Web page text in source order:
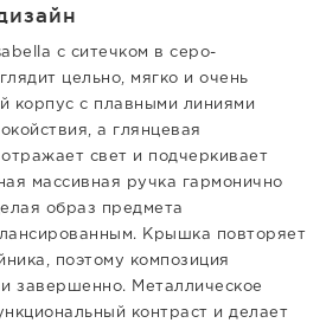
с ситечком в серо-
цельно, мягко и очень
корпус с плавными линиями
а глянцевая
свет и подчеркивает
массивная ручка гармонично
образ предмета
Крышка повторяет
поэтому композиция
завершенно. Металлическое
контраст и делает